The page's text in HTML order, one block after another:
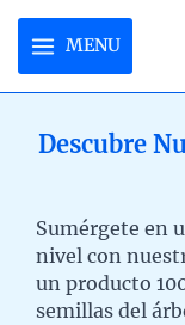
contenido
MAIN
MENU
Descubre
Sumérgete en
nivel con
un producto
semillas del